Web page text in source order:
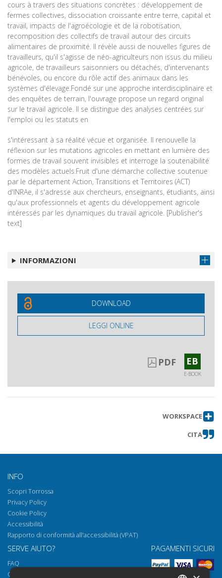
cours à travers des situations concrètes : développement de
fermes collectives, dissociation croissante entre terre, capital et
travail, impacts de l'agroécologie et de la robotisation,
recomposition des collectifs de travail autour des circuits
alimentaires de proximité. Il révèle aussi de nouvelles figures de
travailleurs, qu'il s'agisse de néo-agriculteurs non issus du milieu
agricole, de travailleurs saisonniers ou détachés, d'intervenants
bénévoles, ou encore du rôle actif des animaux dans les
systèmes d'élevage.Fondé sur une approche interdisciplinaire et
des enquêtes de terrain, l'ouvrage propose un regard original
sur le travail agricole. Il se distingue des analyses centrées sur
l'emploi ou les statuts en
s'intéressant à sa réalité vécue et organisée. Il renouvelle la
réflexion sur les mutations agricoles en mettant en lumière des
formes de travail souvent invisibles et interroge la soutenabilité
des modèles actuels.Fruit d'une démarche collective soutenue
par le département Action, Transitions et Territoires (ACT)
d'INRAe, il s'adresse aux chercheurs, enseignants, étudiants, ainsi
qu'aux professionnels et agents du développement agricole
intéressés par les dynamiques du travail agricole. [Publisher's
text]
INFORMAZIONI
DOWNLOAD
LEGGI ONLINE
PDF EB
E-BOOK
WORKSPACE
CITA
INFO
Scopri Torrossa
Privacy Policy
Cookie Policy
Accessibilità
Rapporto di conformità all'accessibilità (VPAT)
SERVE AIUTO?
FAQ
Come aprire i nostri documenti
PAGAMENTI SICURI